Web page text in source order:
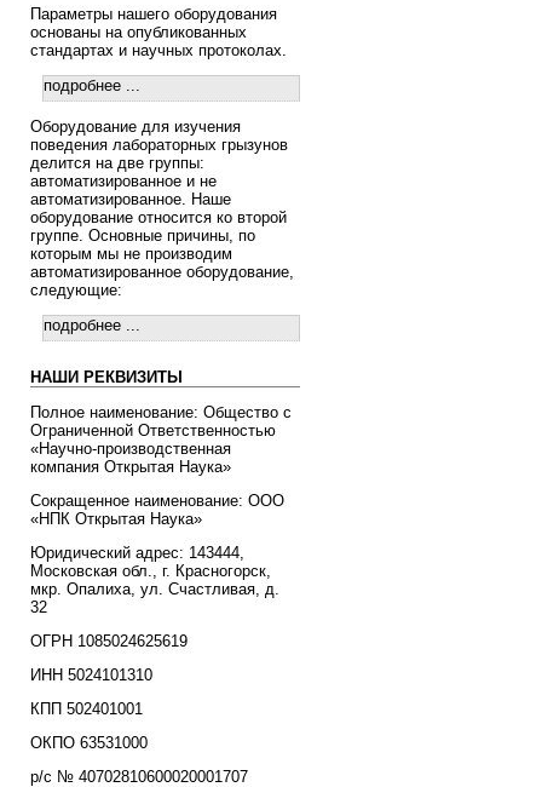
Параметры нашего оборудования
основаны на опубликованных
стандартах и научных протоколах.
подробнее ...
Оборудование для изучения
поведения лабораторных грызунов
делится на две группы:
автоматизированное и не
автоматизированное. Наше
оборудование относится ко второй
группе. Основные причины, по
которым мы не производим
автоматизированное оборудование,
следующие:
подробнее ...
НАШИ РЕКВИЗИТЫ
Полное наименование: Общество с
Ограниченной Ответственностью
«Научно-производственная
компания Открытая Наука»
Сокращенное наименование: ООО
«НПК Открытая Наука»
Юридический адрес: 143444,
Московская обл., г. Красногорск,
мкр. Опалиха, ул. Счастливая, д.
32
ОГРН 1085024625619
ИНН 5024101310
КПП 502401001
ОКПО 63531000
р/с № 40702810600020001707